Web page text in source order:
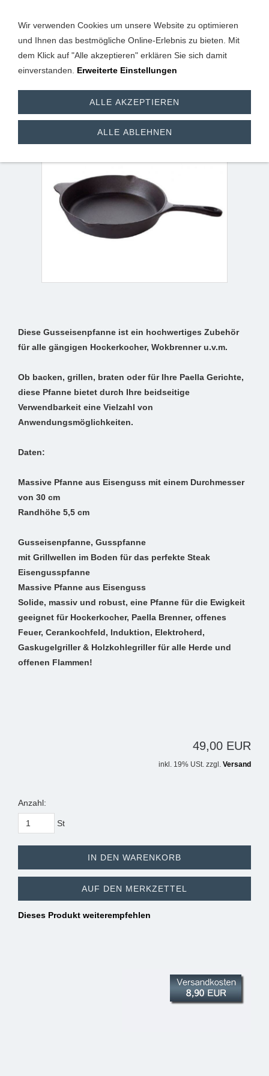
Pfanne aus Gusseisen
30 cm mit 5,5 cm Rand
Diese Gusseisenpfanne ist ein hochwertiges Zubehör
für alle gängigen Hockerkocher, Wokbrenner u.v.m.
Ob backen, grillen, braten oder für Ihre Paella Gerichte,
diese Pfanne bietet durch Ihre beidseitige
Verwendbarkeit eine Vielzahl von
Anwendungsmöglichkeiten.
Daten:
Massive Pfanne aus Eisenguss mit einem Durchmesser
von 30 cm
Randhöhe 5,5 cm
Gusseisenpfanne, Gusspfanne
mit Grillwellen im Boden für das perfekte Steak
Eisengusspfanne
Massive Pfanne aus Eisenguss
Solide, massiv und robust, eine Pfanne für die Ewigkeit
geeignet für Hockerkocher, Paella Brenner, offenes
Feuer, Cerankochfeld, Induktion, Elektroherd,
Gaskugelgriller & Holzkohlegriller für alle Herde und
offenen Flammen!
49,00 EUR
inkl. 19% USt. zzgl. Versand
Anzahl:
St
IN DEN WARENKORB
AUF DEN MERKZETTEL
Dieses Produkt weiterempfehlen
Wir verwenden Cookies um unsere Website zu optimieren
und Ihnen das bestmögliche Online-Erlebnis zu bieten. Mit
dem Klick auf "Alle akzeptieren" erklären Sie sich damit
einverstanden. Erweiterte Einstellungen
ALLE AKZEPTIEREN
ALLE ABLEHNEN